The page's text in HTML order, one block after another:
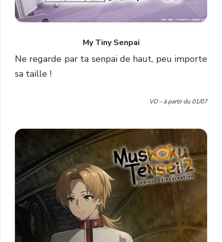
My Tiny Senpai
Ne regarde par ta senpai de haut, peu importe
sa taille !
VO – à partir du 01/07